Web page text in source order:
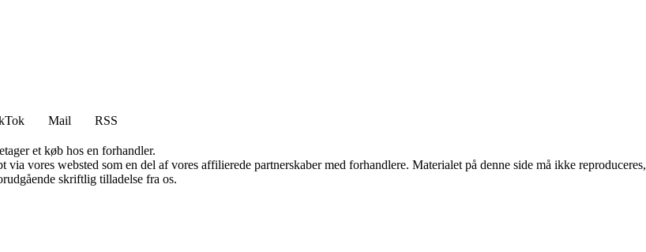
Mail
RSS
et køb hos en forhandler.
vores websted som en del af vores affilierede partnerskaber med forhandlere. Materialet på denne side må ikke reproduceres,
skriftlig tilladelse fra os.